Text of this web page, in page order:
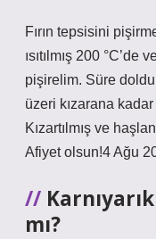
Fırın tepsisini
ısıtılmış 200
pişirelim. Süre
üzeri kızarana
Kızartılmış ve
Afiyet olsun!4 Ağu
mı?